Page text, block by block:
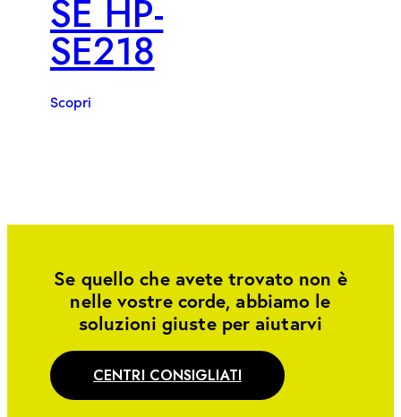
SE HP-
SE218
Scopri
Se quello che avete trovato non è
nelle vostre corde, abbiamo le
soluzioni giuste per aiutarvi
CENTRI CONSIGLIATI